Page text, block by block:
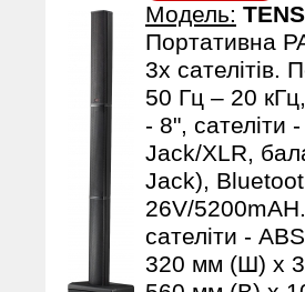
Модель:
Портативна
3х сателітів.
50 Гц – 20
- 8", сателіти
Jack/XLR,
Jack),
26V/
сателіти -
320 мм (Ш) x